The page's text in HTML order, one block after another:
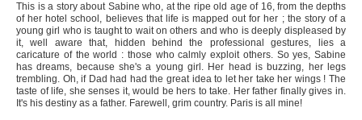
This is a story about Sabine who, at the ripe old age of 16, from the depths
of her hotel school, believes that life is mapped out for her ; the story of a
young girl who is taught to wait on others and who is deeply displeased by
it, well aware that, hidden behind the professional gestures, lies a
caricature of the world : those who calmly exploit others. So yes, Sabine
has dreams, because she's a young girl. Her head is buzzing, her legs
trembling. Oh, if Dad had had the great idea to let her take her wings ! The
taste of life, she senses it, would be hers to take. Her father finally gives in.
It's his destiny as a father. Farewell, grim country. Paris is all mine!